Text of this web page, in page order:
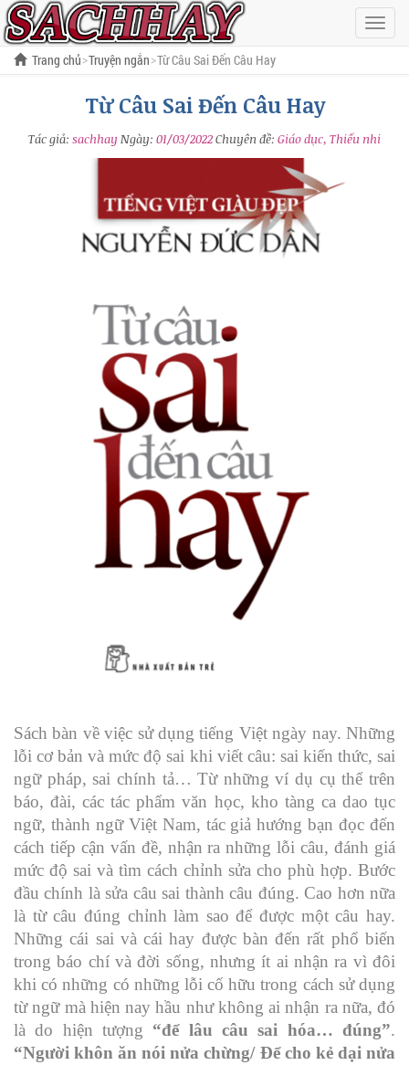
Hiện
menu
Trang chủ Truyện ngắn Từ Câu Sai Đến Câu Hay
Từ Câu Sai Đến Câu Hay
Tác giả: sachhay Ngày: 01/03/2022Chuyên đề: Giáo dục, Thiếu nhi
Sách bàn về việc sử dụng tiếng Việt ngày nay. Những
lỗi cơ bản và mức độ sai khi viết câu: sai kiến thức, sai
ngữ pháp, sai chính tả… Từ những ví dụ cụ thể trên
báo, đài, các tác phẩm văn học, kho tàng ca dao tục
ngữ, thành ngữ Việt Nam, tác giả hướng bạn đọc đến
cách tiếp cận vấn đề, nhận ra những lỗi câu, đánh giá
mức độ sai và tìm cách chỉnh sửa cho phù hợp. Bước
đầu chính là sửa câu sai thành câu đúng. Cao hơn nữa
là từ câu đúng chỉnh làm sao để được một câu hay.
Những cái sai và cái hay được bàn đến rất phổ biến
trong báo chí và đời sống, nhưng ít ai nhận ra vì đôi
khi có những có những lỗi cố hữu trong cách sử dụng
từ ngữ mà hiện nay hầu như không ai nhận ra nữa, đó
là do hiện tượng “để lâu câu sai hóa… đúng”.
“Người khôn ăn nói nửa chừng/ Để cho kẻ dại nửa